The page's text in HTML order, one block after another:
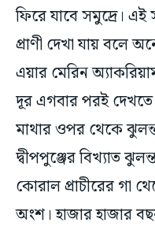
প্রাণী দেখা যায় বলে
এয়ার মেরিন
দূর এগবার পরই দেখতে
মাথার ওপর থেকে
দ্বীপপুঞ্জের বিখ্যাত
কোরাল প্রাচীরের গা
অংশ। হাজার হাজার
তার মধ্যে বেশ বড়